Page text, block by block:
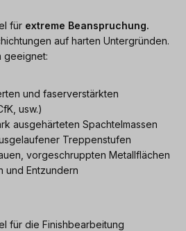
für extreme Beanspruchung.
auf harten Untergründen.
geeignet:
und faserverstärkten
usw.)
ausgehärteten Spachtelmassen
Treppenstufen
vorgeschruppten Metallflächen
und Entzundern
für die Finishbearbeitung